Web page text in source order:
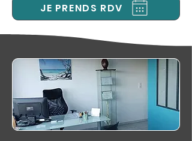
JE PRENDS RDV